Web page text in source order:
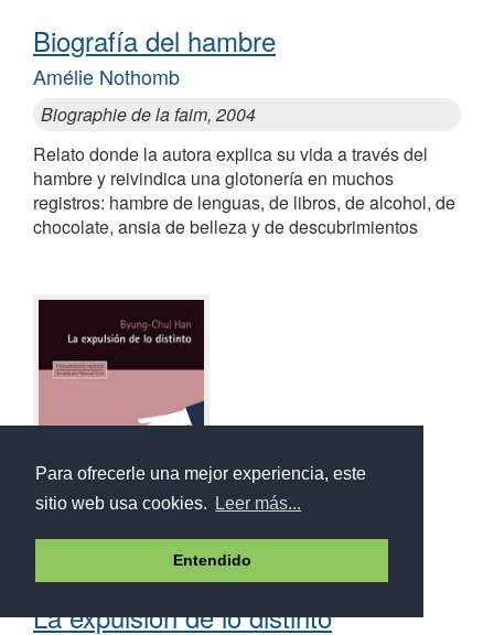
Para ofrecerle una mejor experiencia, este
sitio web usa cookies.
Leer más...
Entendido
Biografía del hambre
Amélie Nothomb
Biographie de la faim, 2004
Relato donde la autora explica su vida a través del
hambre y reivindica una glotonería en muchos
registros: hambre de lenguas, de libros, de alcohol, de
chocolate, ansia de belleza y de descubrimientos
La expulsión de lo distinto